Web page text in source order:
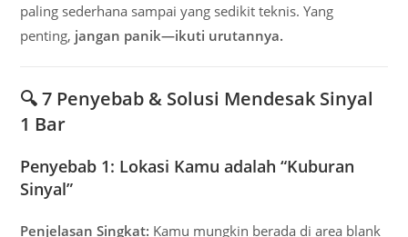
paling sederhana sampai yang sedikit teknis. Yang
penting, jangan panik—ikuti urutannya.
🔍 7 Penyebab & Solusi Mendesak Sinyal
1 Bar
Penyebab 1: Lokasi Kamu adalah “Kuburan
Sinyal”
Penjelasan Singkat: Kamu mungkin berada di area blank